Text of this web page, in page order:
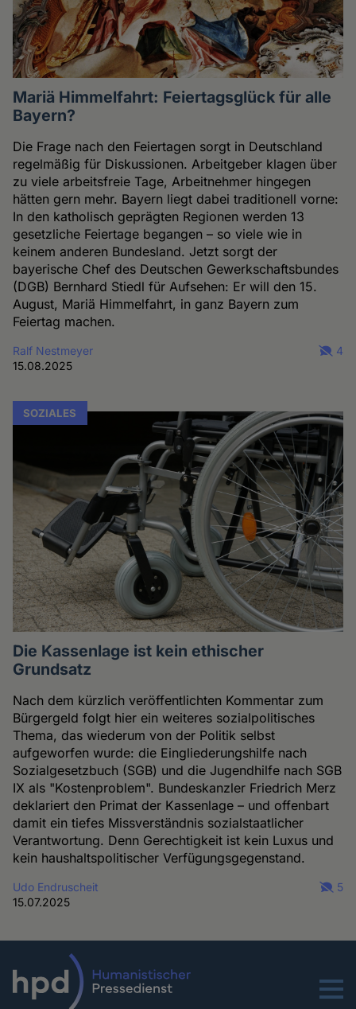
Mariä Himmelfahrt: Feiertagsglück für alle
Bayern?
Die Frage nach den Feiertagen sorgt in Deutschland
regelmäßig für Diskussionen. Arbeitgeber klagen über
zu viele arbeitsfreie Tage, Arbeitnehmer hingegen
hätten gern mehr. Bayern liegt dabei traditionell vorne:
In den katholisch geprägten Regionen werden 13
gesetzliche Feiertage begangen – so viele wie in
keinem anderen Bundesland. Jetzt sorgt der
bayerische Chef des Deutschen Gewerkschaftsbundes
(DGB) Bernhard Stiedl für Aufsehen: Er will den 15.
August, Mariä Himmelfahrt, in ganz Bayern zum
Feiertag machen.
Ralf Nestmeyer
15.08.2025
4
SOZIALES
Die Kassenlage ist kein ethischer
Grundsatz
Nach dem kürzlich veröffentlichten Kommentar zum
Bürgergeld folgt hier ein weiteres sozialpolitisches
Thema, das wiederum von der Politik selbst
aufgeworfen wurde: die Eingliederungshilfe nach
Sozialgesetzbuch (SGB) und die Jugendhilfe nach SGB
IX als "Kostenproblem". Bundeskanzler Friedrich Merz
deklariert den Primat der Kassenlage – und offenbart
damit ein tiefes Missverständnis sozialstaatlicher
Verantwortung. Denn Gerechtigkeit ist kein Luxus und
kein haushaltspolitischer Verfügungsgegenstand.
Udo Endruscheit
15.07.2025
5
Menu